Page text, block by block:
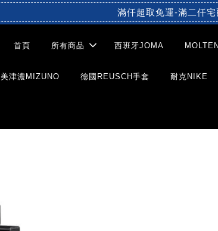
滿仟超取免運-滿二仟宅
首頁 所有商品 西班牙JOMA MOLTEN
美津濃MIZUNO 德國REUSCH手套 耐克NIKE